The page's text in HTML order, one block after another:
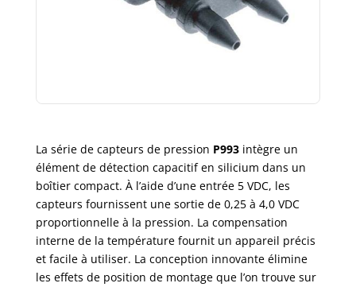
La série de capteurs de pression P993intègre un
élément de détection capacitif en silicium dans un
boîtier compact. À l’aide d’une entrée 5 VDC, les
capteurs fournissent une sortie de 0,25 à 4,0 VDC
proportionnelle à la pression. La compensation
interne de la température fournit un appareil précis
et facile à utiliser. La conception innovante élimine
les effets de position de montage que l’on trouve sur